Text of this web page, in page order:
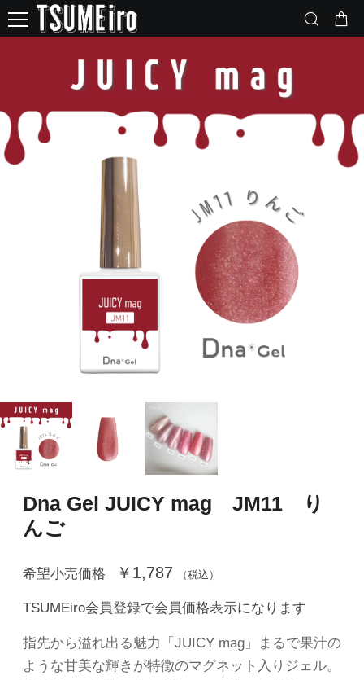
Dna Gel JUICY mag JM11 り
んご
希望小売価格 ￥1,787 （税込）
TSUMEiro会員登録で会員価格表示になります
指先から溢れ出る魅力「JUICY mag」まるで果汁の
ような甘美な輝きが特徴のマグネット入りジェル。